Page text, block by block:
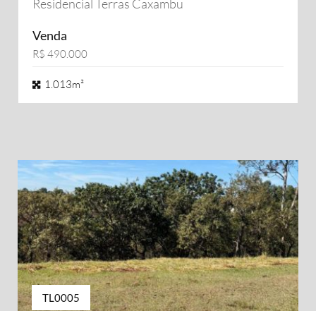
Residencial Terras Caxambu
Venda
R$ 490.000
1.013m²
TL0005